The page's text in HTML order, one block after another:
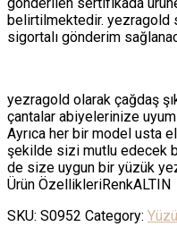
belirtilmektedir. yezragold
sigortalı gönderim
yezragold olarak çağdaş
çantalar abiyelerinize
Ayrıca her bir model usta
şekilde sizi mutlu edecek
de size uygun bir yüzük
Ürün ÖzellikleriRenkALTIN
SKU: S0952 Category: